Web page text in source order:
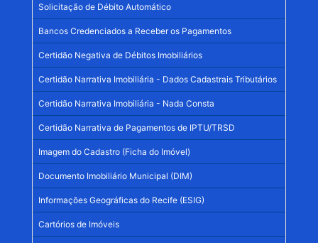
Solicitação de Débito Automático
Bancos Credenciados a Receber os Pagamentos
Certidão Negativa de Débitos Imobiliários
Certidão Narrativa Imobiliária - Dados Cadastrais Tributários
Certidão Narrativa Imobiliária - Nada Consta
Certidão Narrativa de Pagamentos de IPTU/TRSD
Imagem do Cadastro (Ficha do Imóvel)
Documento Imobiliário Municipal (DIM)
Informações Geográficas do Recife (ESIG)
Cartórios de Imóveis